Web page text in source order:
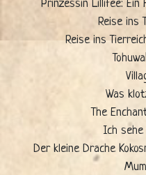
Prinzessin Lillifee: Ein
Reise ins
Reise ins
Was
The
Ich sehe
Der kleine Drache